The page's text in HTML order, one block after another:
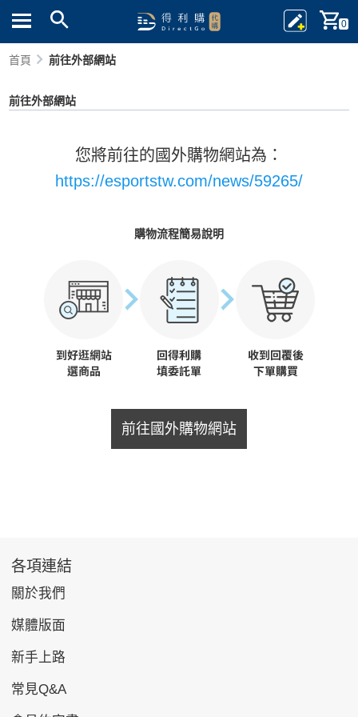
0
首頁 前往外部網站
前往外部網站
您將前往的國外購物網站為：
https://esportstw.com/news/59265/
購物流程簡易說明
前往國外購物網站
各項連結
關於我們
媒體版面
新手上路
常見Q&A